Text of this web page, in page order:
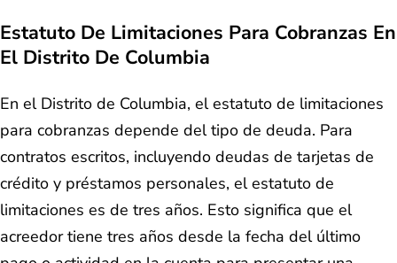
Estatuto De Limitaciones Para Cobranzas En
El Distrito De Columbia
En el Distrito de Columbia, el estatuto de limitaciones
para cobranzas depende del tipo de deuda. Para
contratos escritos, incluyendo deudas de tarjetas de
crédito y préstamos personales, el estatuto de
limitaciones es de tres años. Esto significa que el
acreedor tiene tres años desde la fecha del último